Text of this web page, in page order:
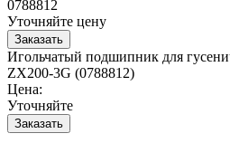
0788812
Уточняйте цену
Игольчатый подшипник для
ZX200-3G (0788812)
Цена:
Уточняйте